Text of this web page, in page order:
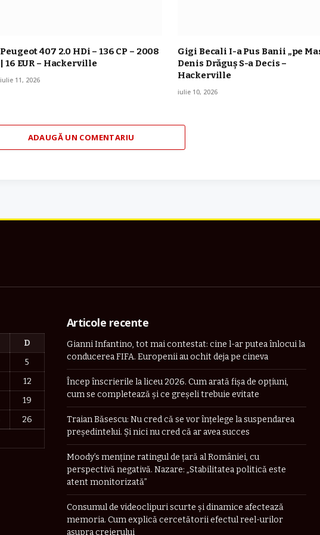
Peugeot 407 2.0 HDi – 136 CP – 2008
| 16 EUR – Hackerville
iulie 11, 2026
Gigi Becali I-a Pus Banii „pe
Denis Drăguș S-a Decis –
Hackerville
iulie 10, 2026
ADAUGĂ UN COMENTARIU
D
5
12
19
26
Articole recente
Gianni Infantino, tot mai contestat: cine l-ar putea înlocui la
conducerea FIFA. Europenii au ochit deja pe cineva
Încep înscrierile la liceu 2026. Cum arată fișa de opțiuni,
cum se completează și ce greșeli trebuie evitate
Traian Băsescu: Nu cred că se vor înţelege la suspendarea
preşedintelui. Şi nici nu cred că ar avea succes
Moody’s menține ratingul de țară al României, cu
perspectivă negativă. Nazare: „Stabilitatea politică este
atent monitorizată”
Consumul de videoclipuri scurte și dinamice afectează
memoria. Cum explică cercetătorii efectul reel-urilor
asupra creierului